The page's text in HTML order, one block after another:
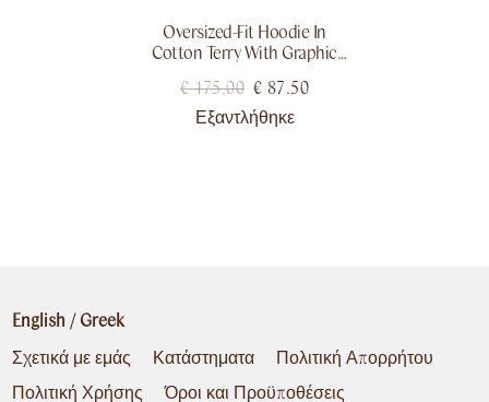
Oversized-Fit Hoodie In
Cotton Terry With Graphic
€175.00 € 87.50
Εξαντλήθηκε
English / Greek
Σχετικά με εμάς
Κατάστηματα
Πολιτική Απορρήτου
Πολιτική Χρήσης
Όροι και Προϋποθέσεις